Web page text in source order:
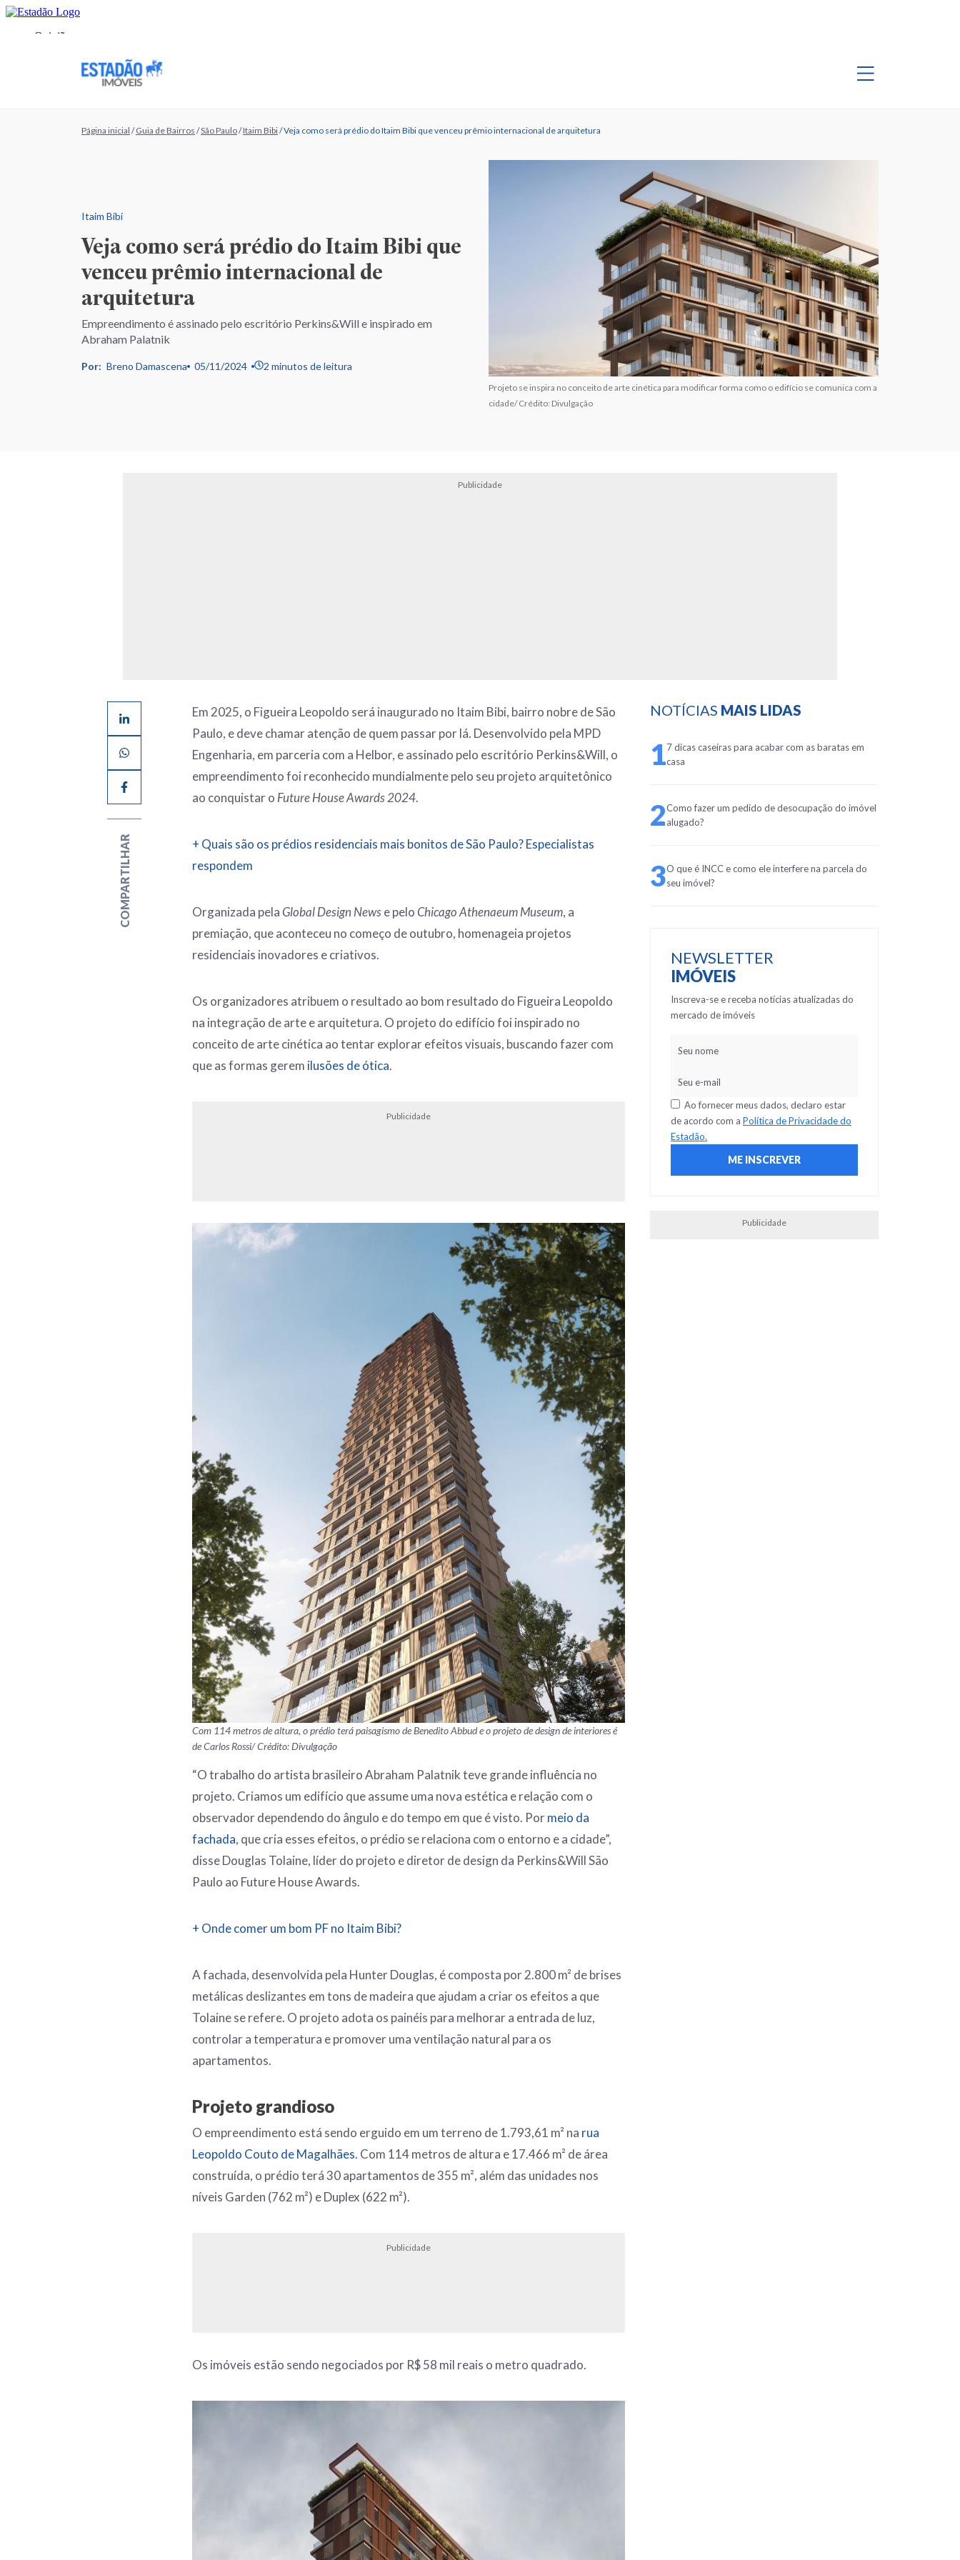
Página inicial /Guia de Bairros /São Paulo/Itaim Bibi/Veja como será prédio do Itaim Bibi que venceu prêmio internacional de arquitetura
Itaim Bibi
Veja como será prédio do Itaim Bibi que
venceu prêmio internacional de
arquitetura
Empreendimento é assinado pelo escritório Perkins&Will e inspirado em
Abraham Palatnik
Por: Breno Damascena 05/11/2024 2 minutos de leitura
Projeto se inspira no conceito de arte cinética para modificar forma como o edifício se comunica com a
cidade/ Crédito: Divulgação
Publicidade
COMPARTILHAR
Em 2025, o Figueira Leopoldo será inaugurado no Itaim Bibi, bairro nobre de São
Paulo, e deve chamar atenção de quem passar por lá. Desenvolvido pela MPD
Engenharia, em parceria com a Helbor, e assinado pelo escritório Perkins&Will, o
empreendimento foi reconhecido mundialmente pelo seu projeto arquitetônico
ao conquistar o Future House Awards 2024.
+ Quais são os prédios residenciais mais bonitos de São Paulo? Especialistas
respondem
Organizada pela Global Design Newse pelo Chicago Athenaeum Museum, a
premiação, que aconteceu no começo de outubro, homenageia projetos
residenciais inovadores e criativos.
Os organizadores atribuem o resultado ao bom resultado do Figueira Leopoldo
na integração de arte e arquitetura. O projeto do edifício foi inspirado no
conceito de arte cinética ao tentar explorar efeitos visuais, buscando fazer com
que as formas gerem ilusões de ótica.
Publicidade
Com 114 metros de altura, o prédio terá paisagismo de Benedito Abbud e o projeto de design de interiores é
de Carlos Rossi/ Crédito: Divulgação
“O trabalho do artista brasileiro Abraham Palatnik teve grande influência no
projeto. Criamos um edifício que assume uma nova estética e relação com o
observador dependendo do ângulo e do tempo em que é visto. Pormeio da
fachada, que cria esses efeitos, o prédio se relaciona com o entorno e a cidade”,
disse Douglas Tolaine, líder do projeto e diretor de design da Perkins&Will São
Paulo ao Future House Awards.
+ Onde comer um bom PF no Itaim Bibi?
A fachada, desenvolvida pela Hunter Douglas, é composta por 2.800 m² de brises
metálicas deslizantes em tons de madeira que ajudam a criar os efeitos a que
Tolaine se refere. O projeto adota os painéis para melhorar a entrada de luz,
controlar a temperatura e promover uma ventilação natural para os
apartamentos.
Projeto grandioso
O empreendimento está sendo erguido em um terreno de 1.793,61 m² na rua
Leopoldo Couto de Magalhães. Com 114 metros de altura e 17.466 m² de área
construída, o prédio terá 30 apartamentos de 355 m², além das unidades nos
níveis Garden (762 m²) e Duplex (622 m²).
Publicidade
Os imóveis estão sendo negociados por R$ 58 mil reais o metro quadrado.
NOTÍCIAS MAIS LIDAS
17 dicas caseiras para acabar com as baratas em
casa
2Como fazer um pedido de desocupação do imóvel
alugado?
3O que é INCC e como ele interfere na parcela do
seu imóvel?
NEWSLETTER
IMÓVEIS
Inscreva-se e receba notícias atualizadas do
mercado de imóveis
Ao fornecer meus dados, declaro estar
de acordo com a Política de Privacidade do
Estadão.
Publicidade